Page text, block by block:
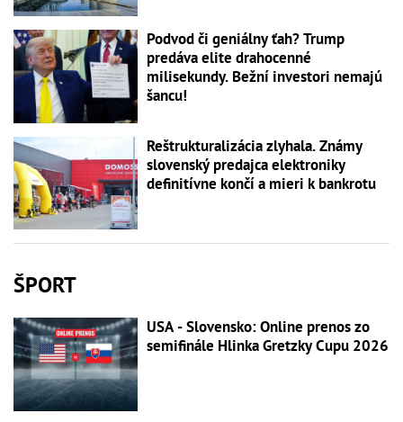
Podvod či geniálny ťah? Trump
predáva elite drahocenné
milisekundy. Bežní investori nemajú
šancu!
Reštrukturalizácia zlyhala. Známy
slovenský predajca elektroniky
definitívne končí a mieri k bankrotu
ŠPORT
USA - Slovensko: Online prenos zo
semifinále Hlinka Gretzky Cupu 2026